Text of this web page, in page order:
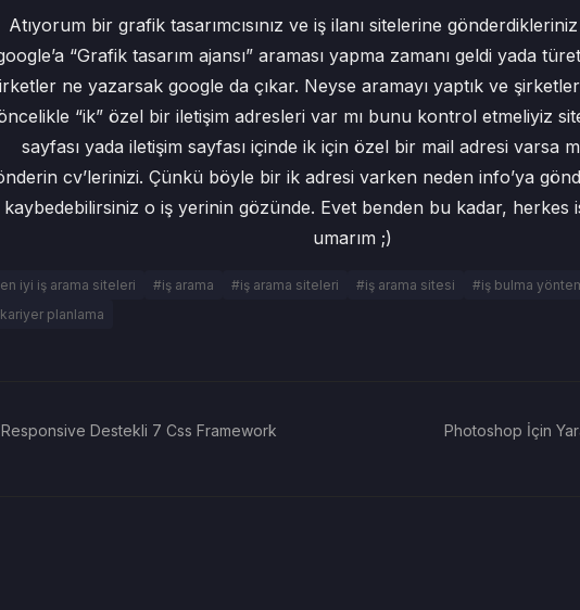
Atıyorum bir grafik tasarımcısınız ve iş ilanı sitelerine
“Grafik tasarım ajansı” araması yapma zamanı geldi yada
ne yazarsak google da çıkar. Neyse aramayı yaptık ve
“ik” özel bir iletişim adresleri var mı bunu kontrol etmeliyiz
sayfası yada iletişim sayfası içinde ik için özel bir mail adresi varsa
cv’lerinizi. Çünkü böyle bir ik adresi varken neden info’ya
kaybedebilirsiniz o iş yerinin gözünde. Evet benden bu kadar, herkes
umarım ;)
iyi iş arama siteleri #iş arama #iş arama siteleri #iş arama sitesi #iş bulma
planlama
Destekli 7 Css Framework Photoshop İçin